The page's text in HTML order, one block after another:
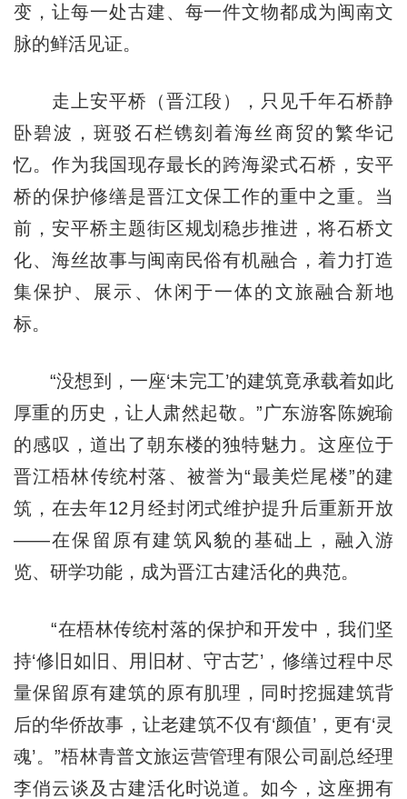
变，让每一处古建、每一件文物都成为闽南文
脉的鲜活见证。
走上安平桥（晋江段），只见千年石桥静
卧碧波，斑驳石栏镌刻着海丝商贸的繁华记
忆。作为我国现存最长的跨海梁式石桥，安平
桥的保护修缮是晋江文保工作的重中之重。当
前，安平桥主题街区规划稳步推进，将石桥文
化、海丝故事与闽南民俗有机融合，着力打造
集保护、展示、休闲于一体的文旅融合新地
标。
“没想到，一座‘未完工’的建筑竟承载着如此
厚重的历史，让人肃然起敬。”广东游客陈婉瑜
的感叹，道出了朝东楼的独特魅力。这座位于
晋江梧林传统村落、被誉为“最美烂尾楼”的建
筑，在去年12月经封闭式维护提升后重新开放
——在保留原有建筑风貌的基础上，融入游
览、研学功能，成为晋江古建活化的典范。
“在梧林传统村落的保护和开发中，我们坚
持‘修旧如旧、用旧材、守古艺’，修缮过程中尽
量保留原有建筑的原有肌理，同时挖掘建筑背
后的华侨故事，让老建筑不仅有‘颜值’，更有‘灵
魂’。”梧林青普文旅运营管理有限公司副总经理
李俏云谈及古建活化时说道。如今，这座拥有